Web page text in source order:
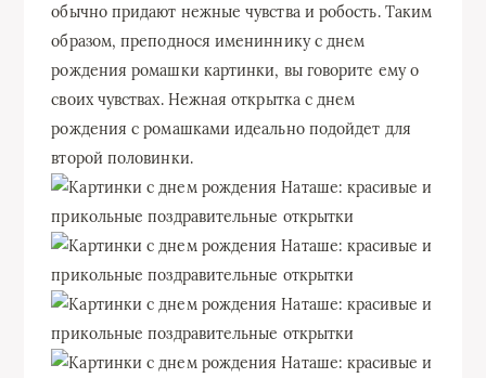
обычно придают нежные чувства и робость. Таким
образом, преподнося имениннику с днем
рождения ромашки картинки, вы говорите ему о
своих чувствах. Нежная открытка с днем
рождения с ромашками идеально подойдет для
второй половинки.